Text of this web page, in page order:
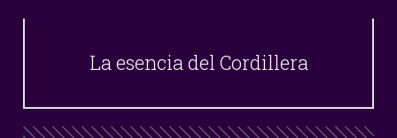
La esencia del Cordillera